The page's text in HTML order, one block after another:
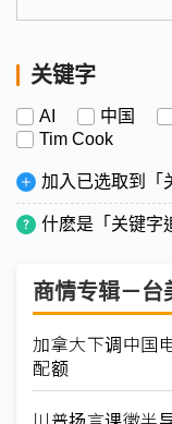
关键字
AI 中国
Tim Cook
加入已选取到「
什麽是「关键字
商情专辑－台
加拿大下调中国
配额